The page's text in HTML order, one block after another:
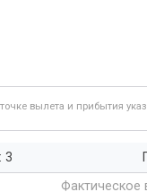
вылета и прибытия
3
Фактическое